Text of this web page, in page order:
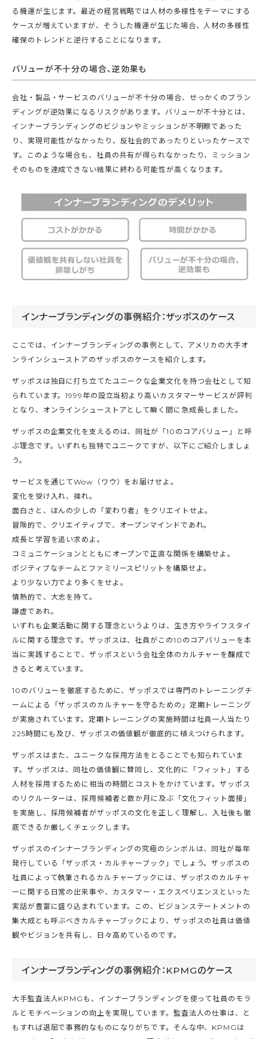
る機運が生じます。最近の経営戦略では人材の多様性をテーマにする
ケースが増えていますが、そうした機運が生じた場合、人材の多様性
確保のトレンドと逆行することになります。
バリューが不十分の場合、逆効果も
会社・製品・サービスのバリューが不十分の場合、せっかくのブラン
ディングが逆効果になるリスクがあります。バリューが不十分とは、
インナーブランディングのビジョンやミッションが不明瞭であった
り、実現可能性がなかったり、反社会的であったりといったケースで
す。このような場合も、社員の共有が得られなかったり、ミッション
そのものを達成できない結果に終わる可能性が高くなります。
インナーブランディングの事例紹介：ザッポスのケース
ここでは、インナーブランディングの事例として、アメリカの大手オ
ンラインシューストアのザッポスのケースを紹介します。
ザッポスは独自に打ち立てたユニークな企業文化を持つ会社として知
られています。1999年の設立当初より高いカスタマーサービスが評判
となり、オンラインシューストアとして瞬く間に急成長しました。
ザッポスの企業文化を支えるのは、同社が「10のコアバリュー」と呼
ぶ理念です。いずれも独特でユニークですが、以下にご紹介しましょ
う。
サービスを通じてWow（ワウ）をお届けせよ。
変化を受け入れ、操れ。
面白さと、ほんの少しの「変わり者」をクリエイトせよ。
冒険的で、クリエイティブで、オープンマインドであれ。
成長と学習を追い求めよ。
コミュニケーションとともにオープンで正直な関係を構築せよ。
ポジティブなチームとファミリースピリットを構築せよ。
より少ない力でより多くをせよ。
情熱的で、大志を持て。
謙虚であれ。
いずれも企業活動に関する理念というよりは、生き方やライフスタイ
ルに関する理念です。ザッポスは、社員がこの10のコアバリューを本
当に実践することで、ザッポスという会社全体のカルチャーを醸成で
きると考えています。
10のバリューを徹底するために、ザッポスでは専門のトレーニングチ
ームによる「ザッポスのカルチャーを守るための」定期トレーニング
が実施されています。定期トレーニングの実施時間は社員一人当たり
225時間にも及び、ザッポスの価値観が徹底的に植えつけられます。
ザッポスはまた、ユニークな採用方法をとることでも知られていま
す。ザッポスは、同社の価値観に賛同し、文化的に「フィット」する
人材を採用するために相当の時間とコストをかけています。ザッポス
のリクルーターは、採用候補者と数か月に及ぶ「文化フィット面接」
を実施し、採用候補者がザッポスの文化を正しく理解し、入社後も徹
底できるか厳しくチェックします。
ザッポスのインナーブランディングの究極のシンボルは、同社が毎年
発行している「ザッポス・カルチャーブック」でしょう。ザッポスの
社員によって執筆されるカルチャーブックには、ザッポスのカルチャ
ーに関する日常の出来事や、カスタマー・エクスペリエンスといった
実話が豊富に盛り込まれています。この、ビジョンステートメントの
集大成とも呼ぶべきカルチャーブックにより、ザッポスの社員は価値
観やビジョンを共有し、日々高めているのです。
インナーブランディングの事例紹介：KPMGのケース
大手監査法人KPMGも、インナーブランディングを使って社員のモラ
ルとモチベーションの向上を実現しています。監査法人の仕事は、と
もすれば退屈で事務的なものになりがちです。そんな中、KPMGは